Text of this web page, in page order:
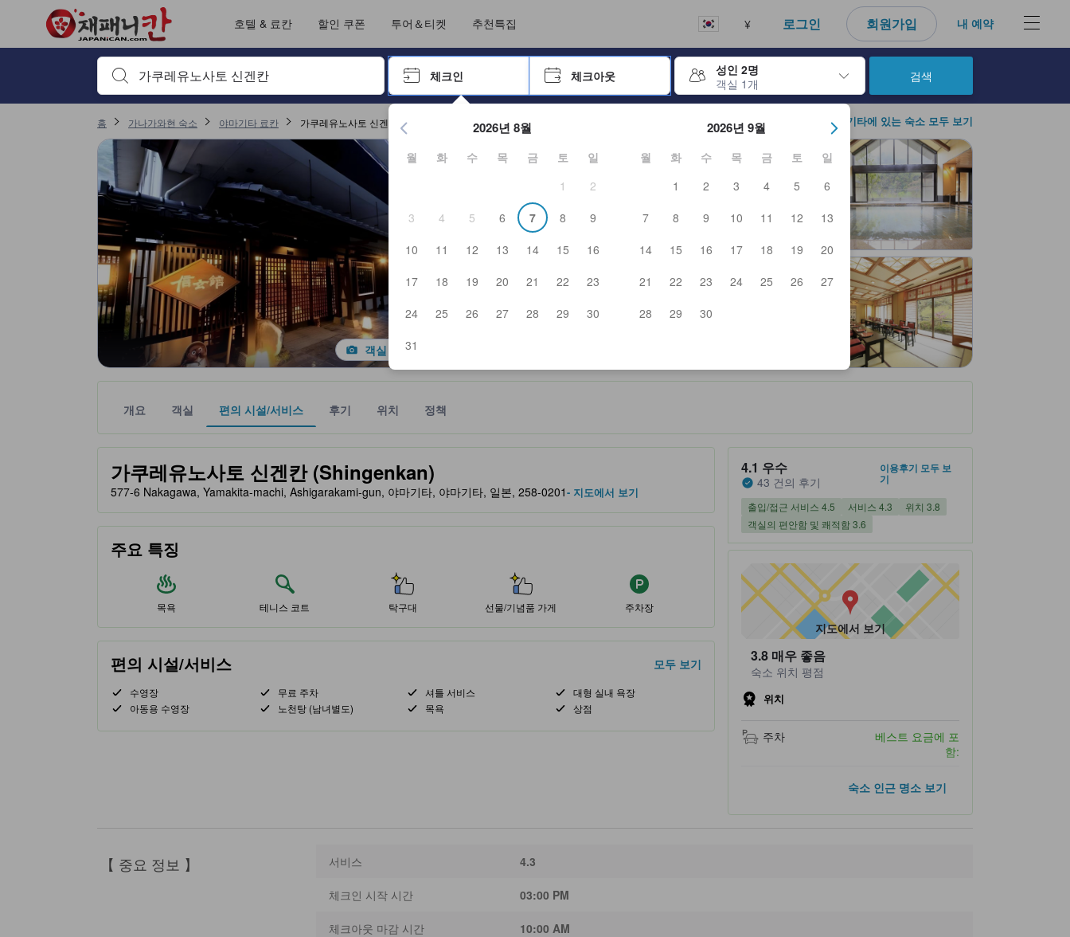
호텔 & 료칸 할인 쿠폰 투어＆티켓 추천특집 ¥ 로그인 회원가입 내 예약
검색하고 싶은 키워드나 숙소명을 입력하고 방향키나 탭 키를 사용하여 탐색한 후 엔터키를 눌러 선택하세요.
체크인 체크아웃
성인 2명
객실 1개
엔터 키를 눌러 캘린더를 여세요. 방향키를 사용해 체크인 및 체크아웃 날짜를 탐색할 수 있습니다. 엔터 키를 사용해 특정 날짜를 선택
2026년 8월
월 화 수 목 금 토
일
1
2
3
4 5 6 7 8
9
10
11 12 13 14 15
16
17
18 19 20 21 22
23
24
25 26 27 28 29
30
31
2026년 9월
월 화 수 목 금 토
일
1
2 3 4 5
6
7
8 9 10 11 12
13
14
15 16 17 18 19
20
21
22 23 24 25 26
27
28
29 30
검색
홈 가나가와현 숙소 야마기타 료칸 가쿠레유노사토 신겐칸 예약 야마기타에 있는 숙소 모두 보기
객실 사진 보기
개요 객실 편의 시설/서비스 후기 위치 정책
가쿠레유노사토 신겐칸 (Shingenkan)
tooltip
노란색 별 표시는 기대할 수 있는 편안함, 편의 시설 및 서비스를 반영해 파트너 사이트에서 제공한 성급입니다.
577-6 Nakagawa, Yamakita-machi, Ashigarakami-gun, 야마기타, 야마기타, 일본, 258-0201- 지도에서 보기
주요 특징
목욕 테니스 코트 탁구대 선물/기념품 가게 주차장
편의 시설/서비스 모두 보기
수영장 무료 주차 셔틀 서비스
대형 실내 욕장
아동용 수영장
노천탕 (남녀별도) 목욕 상점
4.1 우수
43 건의 후기
이용후기 모두 보
기
출입/접근 서비스 4.5 서비스 4.3
위치 3.8
객실의 편안함 및 쾌적함 3.6
지도에서 보기
3.8 매우 좋음
숙소 위치 평점
위치
주차
베스트 요금에 포
함:
숙소 인근 명소 보기
【 중요 정보 】 서비스 4.3
체크인 시작 시간 03:00 PM
체크아웃 마감 시간 10:00 AM
재패니칸의 모든 이용후기는 숙소 이용후기 작성 전 숙소 예약에서부터 체크아웃까지 일련의 절차를 완료한 실제 숙소 이용객들에 의해 작성되었습니다. 신뢰할 수 있고 정확하며 솔직한 정보로 고객님이 더 나은 선택
출입/접근 서비스 평점 5점 만점에 4.5점. 야마기타 기준 높은 평점
서비스 평점 5점 만점에 4.3점. 야마기타 기준 높은 평점
위치 평점 5점 만점에 3.8점. 야마기타 기준 높은 평점
객실의 편안함 및 쾌적함 평점 5점 만점에 3.6점. 야마기타 기준 높은 평점
이용후기 페이지로 변경되었습니다 1
이용후기 페이지로 변경되었습니다 1